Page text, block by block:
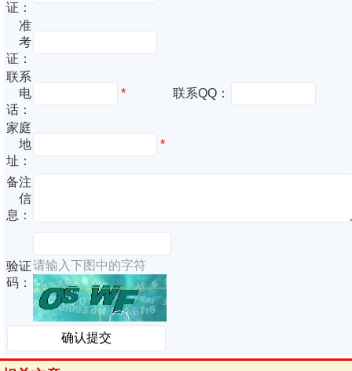
证：
准
考
证：
联系
电
话：
* 联系QQ：
家庭
地
址：
*
备注
信
息：
验证
码：
请输入下图中的字符